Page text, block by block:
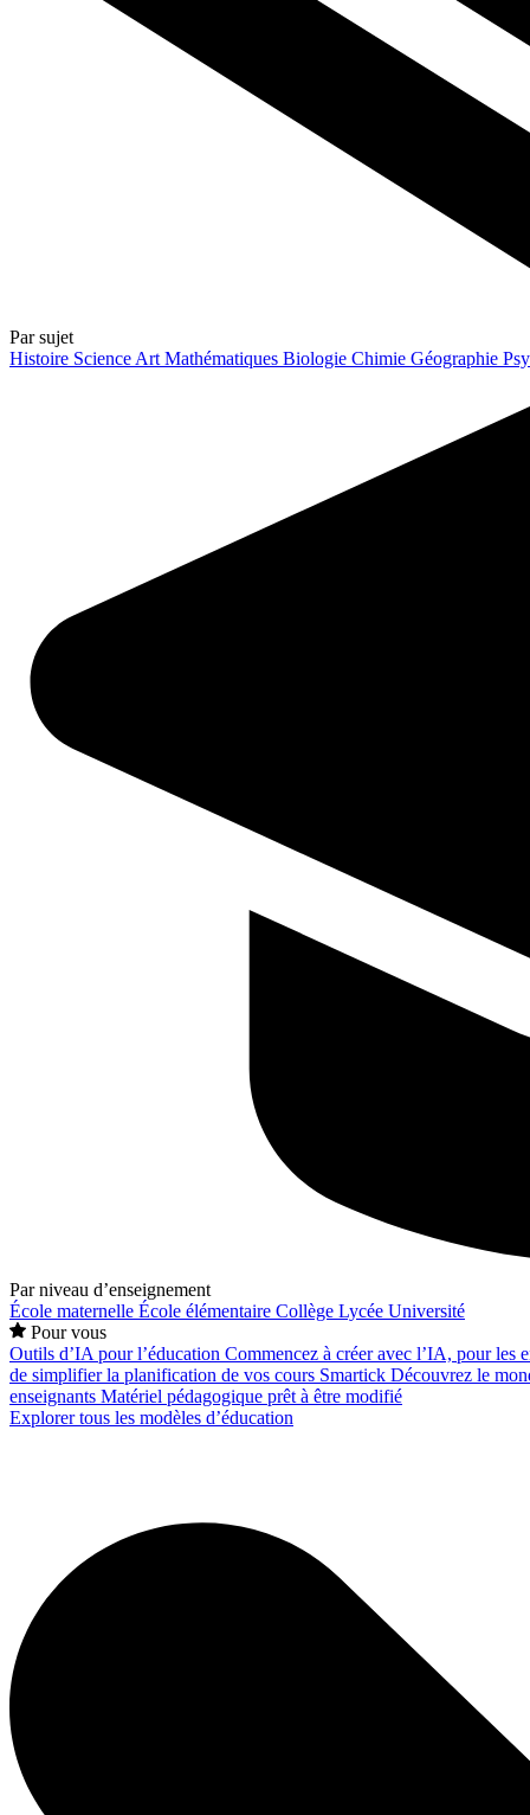
Par sujet
Histoire Science Art Mathématiques Biologie Chimie Géographie
Par niveau d’enseignement
École maternelle École élémentaire Collège Lycée Université
Pour vous
Outils d’IA pour l’éducation Commencez à créer avec l’IA, pour les
de simplifier la planification de vos cours Smartick Découvrez le
enseignants Matériel pédagogique prêt à être modifié
Explorer tous les modèles d’éducation